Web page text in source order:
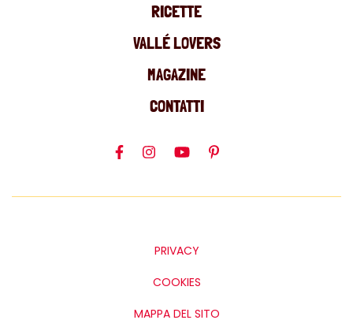
RICETTE
VALLÉ LOVERS
MAGAZINE
CONTATTI
PRIVACY
COOKIES
MAPPA DEL SITO